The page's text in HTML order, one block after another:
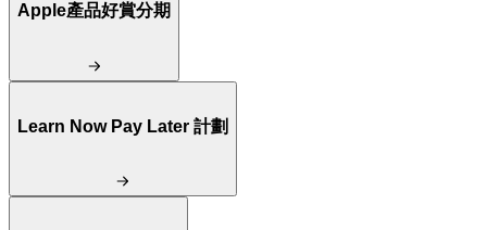
Apple產品好賞分期
Learn Now Pay Later 計劃